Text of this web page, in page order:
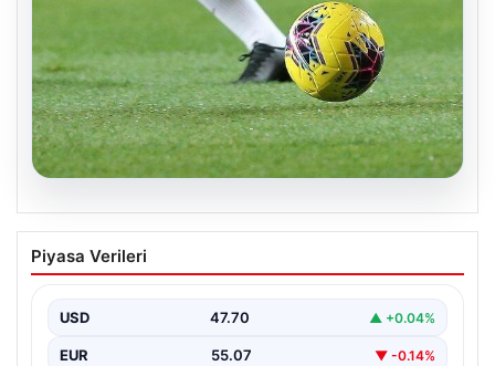
05.08.2026
04 Ağustos 2026 Salı Günkü Maç
Programı ve Yayın Akışları
oldukça hareketli ve heyecan verici bir…
Piyasa Verileri
USD 47.70 ▲ +0.04%
EUR 55.07 ▼ -0.14%